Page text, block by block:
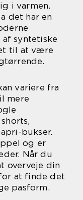
i varmen.
det har en
syntetiske
til at være
variere fra
mere
bukser.
og er
Når du
overveje din
at finde det
pasform.